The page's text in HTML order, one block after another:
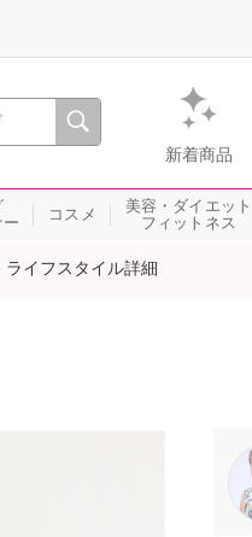
を。通販・テレビショッピン
新着商品
コスメ
美容・ダイエット
フィットネス
ライフスタイル詳細